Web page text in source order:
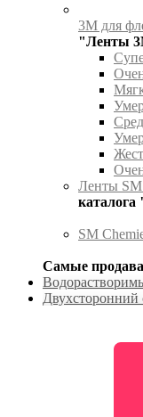
3М для
"Ленты
Ленты SM
SM
Самые
Двухсторонний